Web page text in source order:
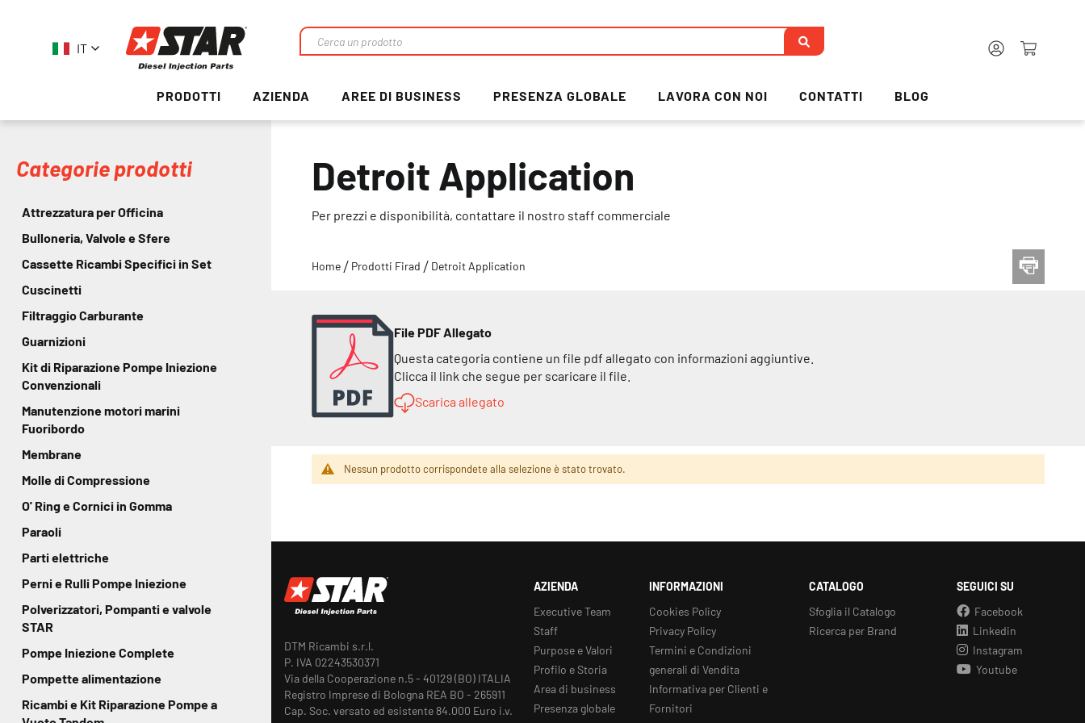
IT
Ricerca
PRODOTTI AZIENDA AREE DI BUSINESS PRESENZA GLOBALE LAVORA CON NOI CONTATTI BLOG
Detroit Application
Per prezzi e disponibilità, contattare il nostro staff commerciale
Home Prodotti Firad Detroit Application
File PDF Allegato
Questa categoria contiene un file pdf allegato con informazioni aggiuntive.
Clicca il link che segue per scaricare il file.
Scarica allegato
Nessun prodotto corrispondete alla selezione è stato trovato.
Categorie prodotti
Attrezzatura per Officina
Bulloneria, Valvole e Sfere
Cassette Ricambi Specifici in Set
Cuscinetti
Filtraggio Carburante
Guarnizioni
Kit di Riparazione Pompe Iniezione
Convenzionali
Manutenzione motori marini
Fuoribordo
Membrane
Molle di Compressione
O' Ring e Cornici in Gomma
Paraoli
Parti elettriche
Perni e Rulli Pompe Iniezione
Polverizzatori, Pompanti e valvole
STAR
Pompe Iniezione Complete
Pompette alimentazione
Ricambi e Kit Riparazione Pompe a
DTM Ricambi s.r.l.
P. IVA 02243530371
Via della Cooperazione n.5 - 40129 (BO) ITALIA
Registro Imprese di Bologna REA BO - 265911
Cap. Soc. versato ed esistente 84.000 Euro i.v.
AZIENDA
Executive Team
Staff
Purpose e Valori
Profilo e Storia
Area di business
Presenza globale
INFORMAZIONI
Cookies Policy
Privacy Policy
Termini e Condizioni
generali di Vendita
Informativa per Clienti e
Fornitori
CATALOGO
Sfoglia il Catalogo
Ricerca per Brand
SEGUICI SU
Facebook
Linkedin
Instagram
Youtube